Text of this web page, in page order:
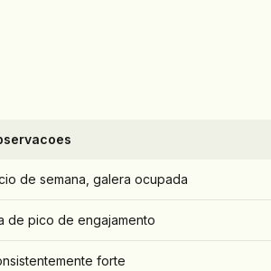
de semana, galera ocupada
de pico de engajamento
forte